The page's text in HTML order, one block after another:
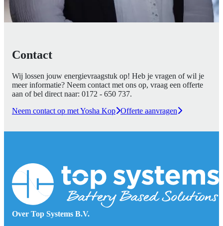
Contact
Wij lossen jouw energievraagstuk op! Heb je vragen of wil je
meer informatie? Neem contact met ons op, vraag een offerte
aan of bel direct naar: 0172 - 650 737.
Neem contact op met Yosha Kop Offerte aanvragen
Over Top Systems B.V.